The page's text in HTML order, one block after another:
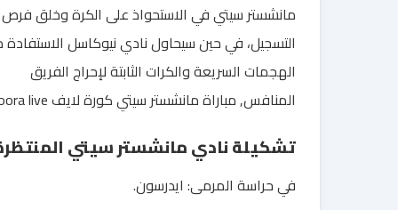
مانشستر سيتي في الاستحواذ على الكرة وخلق فرص
التسجيل، في حين سيحاول نادي نيوكاسل
الهجمات السريعة والكرات الثابتة لإحراج الفريق
المنافس, مباراة مانشستر سيتي كورة لايف koora live.
تشكيلة نادي مانشستر سيتي
في حراسة المرمى: ايدرسون.